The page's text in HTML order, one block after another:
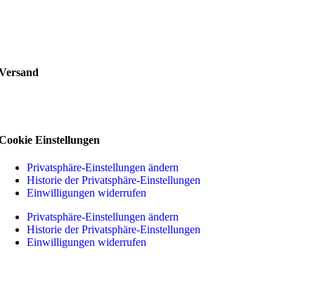
Einstellungen
Privatsphäre-Einstellungen ändern
Historie der Privatsphäre-Einstellungen
Einwilligungen widerrufen
Privatsphäre-Einstellungen ändern
Historie der Privatsphäre-Einstellungen
Einwilligungen widerrufen